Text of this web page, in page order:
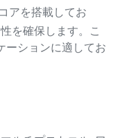
アを搭載してお
を確保します。こ
ーションに適してお